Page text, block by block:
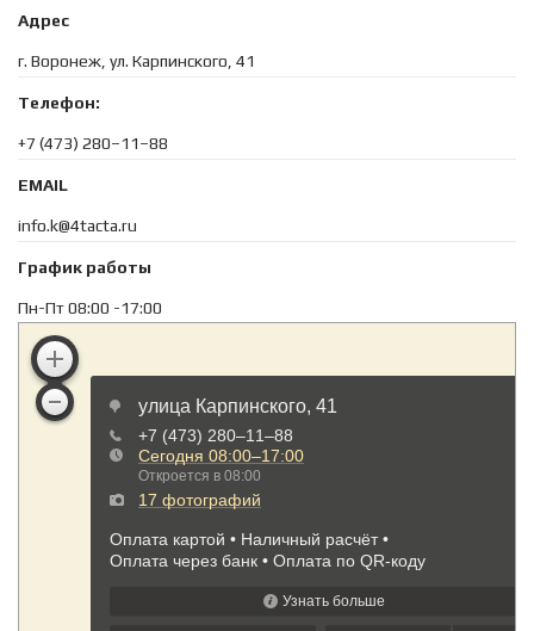
Адрес
г. Воронеж, ул. Карпинского, 41
Телефон:
+7 (473) 280–11–88
EMAIL
info.k@4tacta.ru
График работы
Пн-Пт 08:00 -17:00